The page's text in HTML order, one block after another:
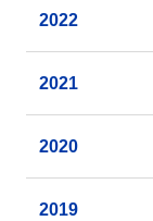
2022
2021
2020
2019